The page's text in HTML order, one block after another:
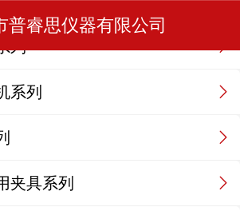
普睿思仪器有限公司
列
系列
夹具系列